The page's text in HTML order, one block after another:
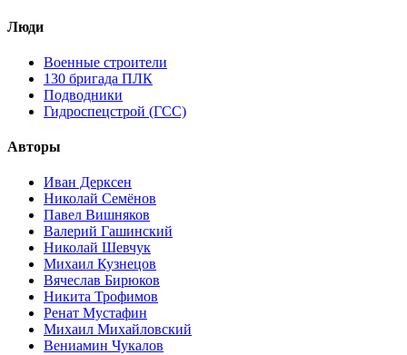
Люди
Военные строители
130 бригада ПЛК
Подводники
Гидроспецстрой (ГСС)
Авторы
Иван Дерксен
Николай Семёнов
Павел Вишняков
Валерий Гашинский
Николай Шевчук
Михаил Кузнецов
Вячеслав Бирюков
Никита Трофимов
Ренат Мустафин
Михаил Михайловский
Вениамин Чукалов